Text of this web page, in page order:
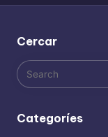
Cercar
Categoríes